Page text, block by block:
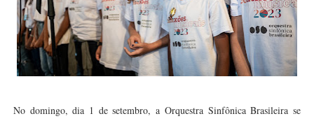
No domingo, dia 1 de setembro, a Orquestra Sinfônica Brasileira se